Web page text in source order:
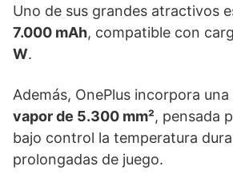
Uno de sus grandes atractivos
7.000 mAh, compatible con
W.
Además, OnePlus incorpora una
vapor de 5.300 mm², pensada
bajo control la temperatura
prolongadas de juego.